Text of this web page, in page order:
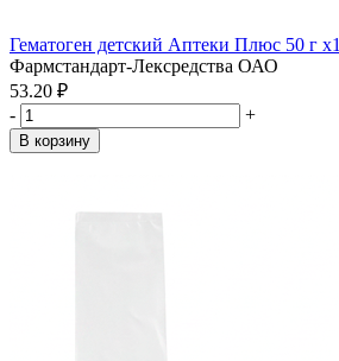
Гематоген детский Аптеки Плюс 50 г x1
Фармстандарт-Лексредства ОАО
53.20 ₽
-
+
В корзину